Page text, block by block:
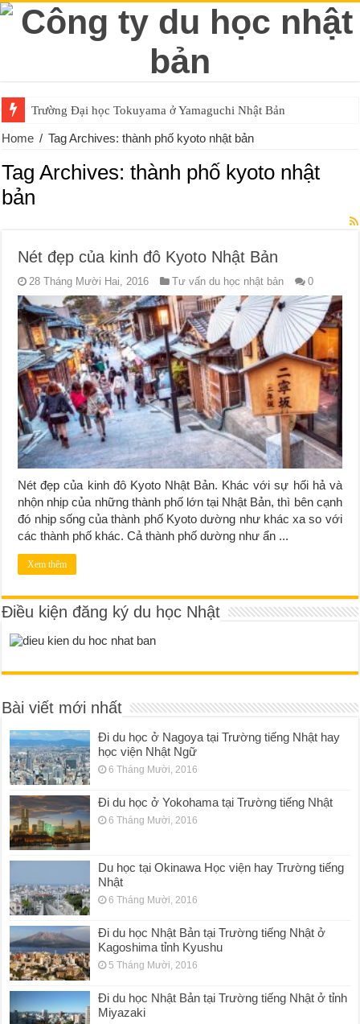
Trường Đại học Tokuyama ở Yamaguchi Nhật Bản
Home / Tag Archives: thành phố kyoto nhật bản
Tag Archives:thành phố kyoto nhật
bản
Nét đẹp của kinh đô Kyoto Nhật Bản
28 Tháng Mười Hai, 2016 Tư vấn du học nhật bản 0
Nét đẹp của kinh đô Kyoto Nhật Bản. Khác với sự hối hả và
nhộn nhịp của những thành phố lớn tại Nhật Bản, thì bên cạnh
đó nhịp sống của thành phố Kyoto dường như khác xa so với
các thành phố khác. Cả thành phố dường như ẩn ...
Xem thêm
Điều kiện đăng ký du học Nhật
Bài viết mới nhất
Đi du học ở Nagoya tại Trường tiếng Nhật hay
học viện Nhật Ngữ
6 Tháng Mười, 2016
Đi du học ở Yokohama tại Trường tiếng Nhật
6 Tháng Mười, 2016
Du học tại Okinawa Học viện hay Trường tiếng
Nhật
6 Tháng Mười, 2016
Đi du học Nhật Bản tại Trường tiếng Nhật ở
Kagoshima tỉnh Kyushu
5 Tháng Mười, 2016
Đi du học Nhật Bản tại Trường tiếng Nhật ở tỉnh
Miyazaki